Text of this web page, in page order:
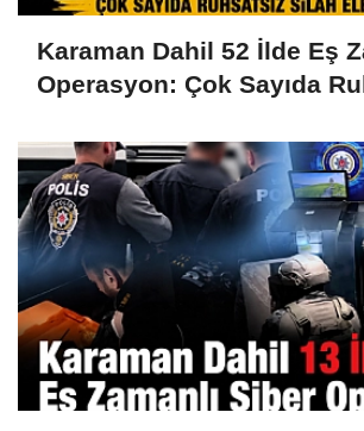
Karaman Dahil 52 İlde Eş
Operasyon: Çok Sayıda